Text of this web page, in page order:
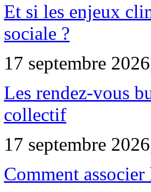
Et si les enjeux
sociale ?
17 septembre
Les rendez-vous
collectif
17 septembre
Comment